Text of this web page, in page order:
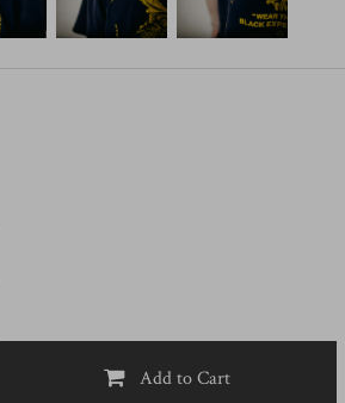
Add to Cart